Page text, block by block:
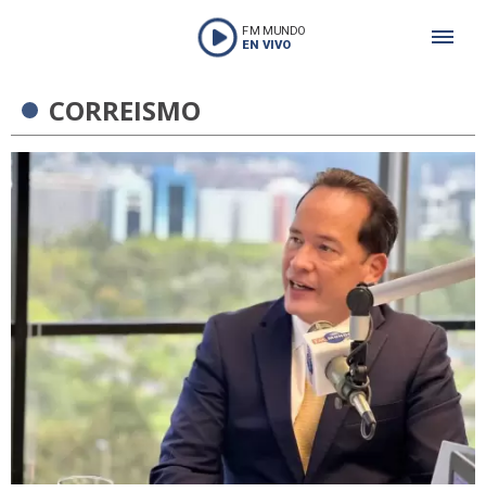
FM MUNDO
EN VIVO
CORREISMO